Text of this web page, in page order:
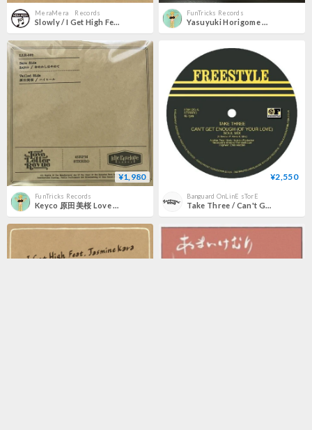
MeraMera Records
Slowly / I Get High Feat Tasmine Kara
FunTricks Records
Yasuyuki Horigome & The New Shoes - Aliens [12] (USED)
¥1,980
FunTricks Records
Keyco 原田美桜 Love Letter Revue - おめかしはやめて / ハイヒール [7][Idle Envelope Label]
¥2,550
Banguard OnLinE sTorE
Take Three / Can't Get Enough (Of Your Love) [12inch]